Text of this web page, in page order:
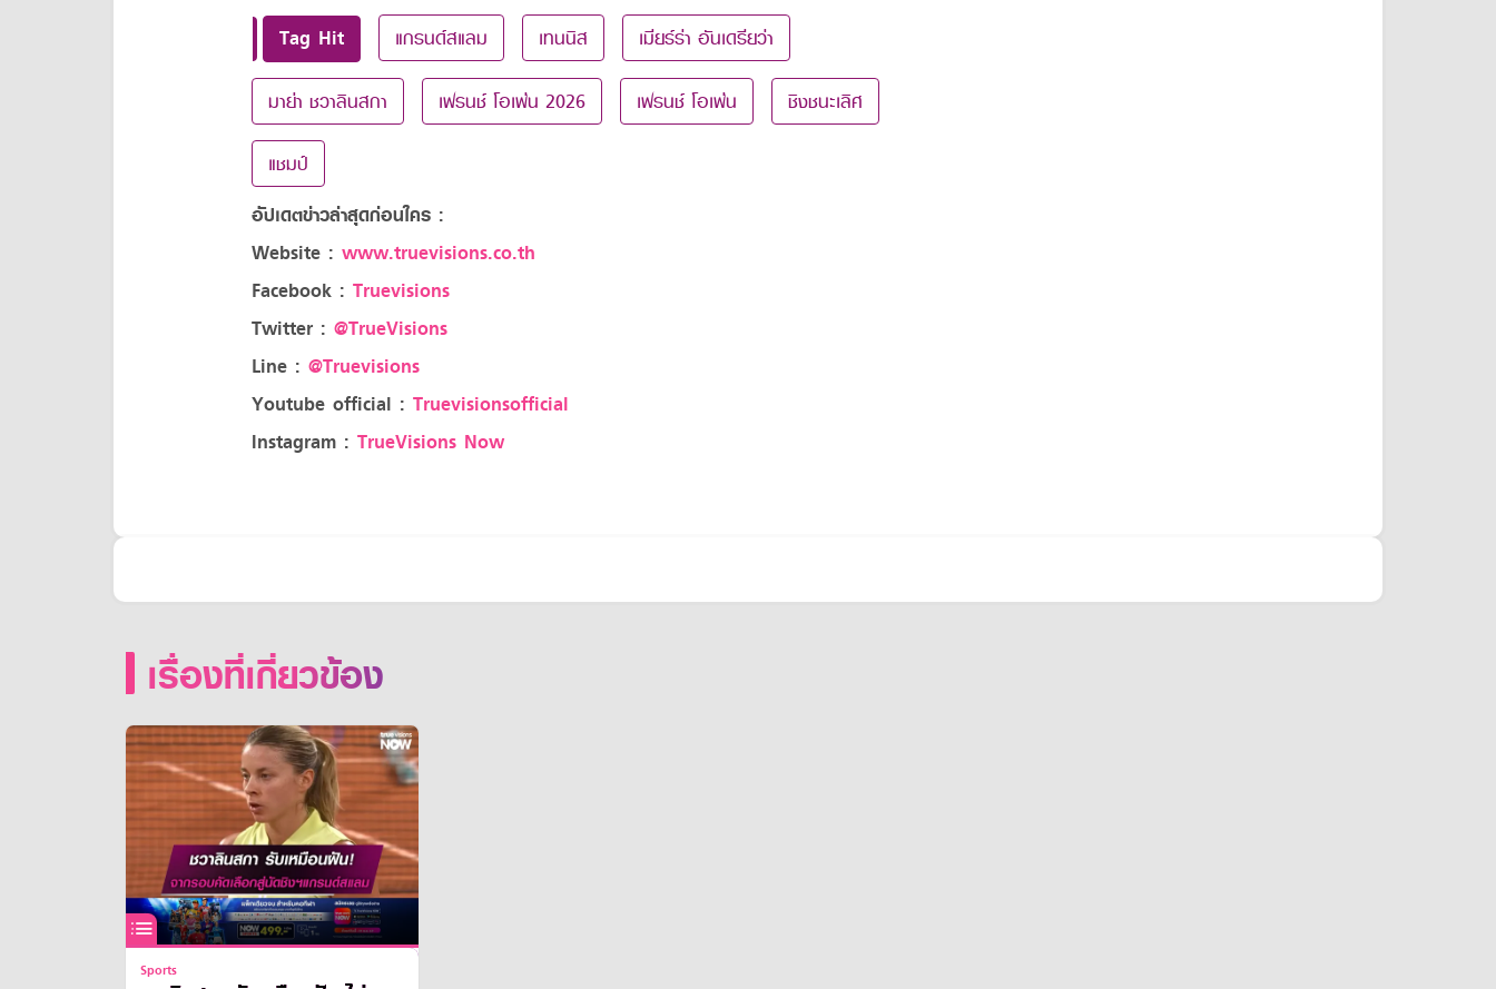
Tag Hit แกรนด์สแลม เทนนิส เมียร์ร่า อันเดรียว่า
มาย่า ชวาลินสกา เฟรนช์ โอเพ่น 2026 เฟรนช์ โอเพ่น ชิงชนะเลิศ
แชมป์
อัปเดตข่าวล่าสุดก่อนใคร :
Website : www.truevisions.co.th
Facebook : Truevisions
Twitter : @TrueVisions
Line : @Truevisions
Youtube official : Truevisionsofficial
Instagram : TrueVisions Now
เรื่องที่เกี่ยวข้อง
Sports